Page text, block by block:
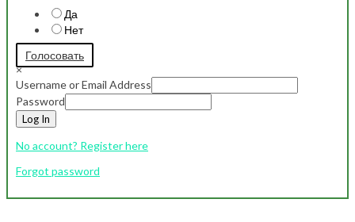
Да
Нет
Голосовать
×
Username or Email Address
Password
Log In
No account? Register here
Forgot password